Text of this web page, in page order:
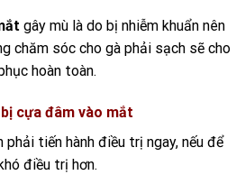
gây mù là do bị nhiễm khuẩn nên
chăm sóc cho gà phải sạch sẽ cho
hoàn toàn.
cựa đâm vào mắt
tiến hành điều trị ngay, nếu để
điều trị hơn.